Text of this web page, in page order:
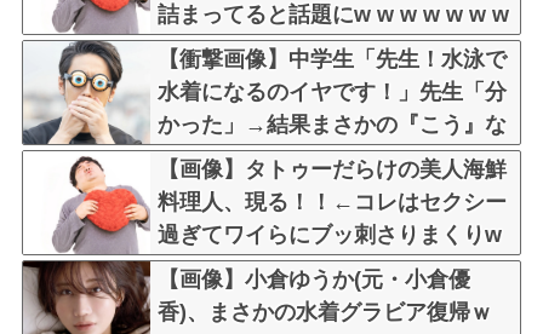
詰まってると話題にw w w w w w w
w w
【衝撃画像】中学生「先生！水泳で
水着になるのイヤです！」先生「分
かった」→結果まさかの『こう』な
ってしまうw w w w w w w
【画像】タトゥーだらけの美人海鮮
料理人、現る！！←コレはセクシー
過ぎてワイらにブッ刺さりまくりw
w w w w w w w w
【画像】小倉ゆうか(元・小倉優
香)、まさかの水着グラビア復帰ｗ